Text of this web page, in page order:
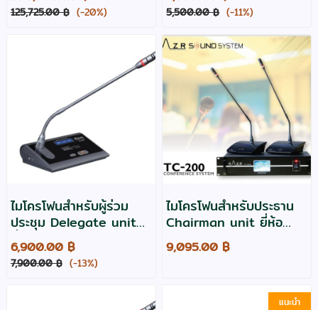
ด้วย
125,725.00 ฿ (-20%) 5,500.00 ฿ (-11%)
ไมโครโฟนสำหรับผู้ร่วม
ประชุม Delegate unit
ยี่ห้อ Razr รุ่น TC-100D
6,900.00 ฿
7,900.00 ฿ (-13%)
ไมโครโฟนสำหรับประธาน
Chairman unit ยี่ห้อ
Razr รุ่น TC-200C
9,095.00 ฿
แนะนำ